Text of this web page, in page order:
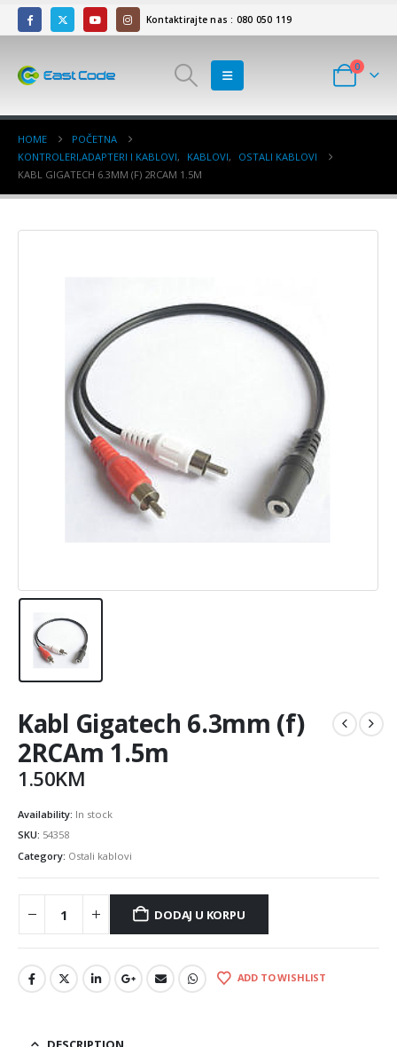
Kontaktirajte nas : 080 050 119
0
HOME
POČETNA
KONTROLERI,ADAPTERI I KABLOVI, KABLOVI,
OSTALI KABLOVI
KABL GIGATECH 6.3MM (F) 2RCAM 1.5M
Kabl Gigatech 6.3mm (f)
2RCAm 1.5m
1.50KM
Availability: In stock
SKU: 54358
Category: Ostali kablovi
DODAJ U KORPU
ADD TO WISHLIST